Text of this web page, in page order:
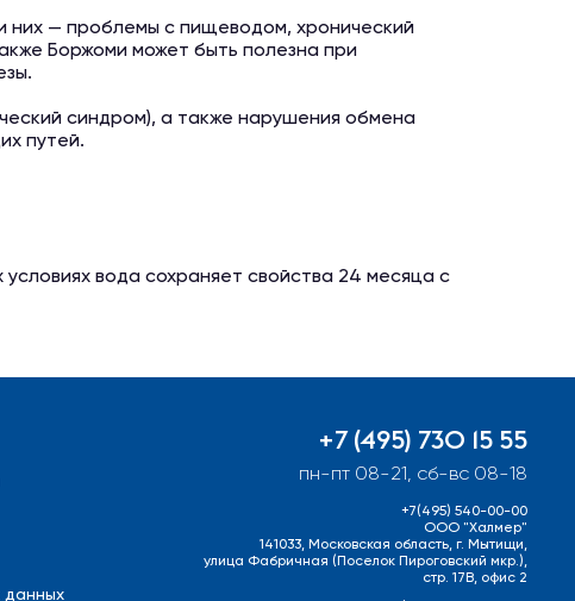
них — проблемы с пищеводом, хронический
Боржоми может быть полезна при
синдром), а также нарушения обмена
путей.
вода сохраняет свойства 24 месяца с
данных
+7 (495) 730 15 55
пн-пт 08-21, сб-вс 08-18
+7(495) 540-00-00
ООО "Халмер"
141033, Московская область, г. Мытищи,
улица Фабричная (Поселок Пироговский мкр.),
стр. 17В, офис 2